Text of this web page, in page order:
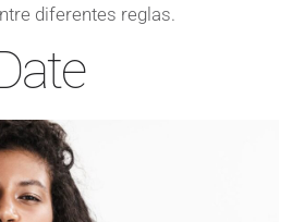
diferentes reglas.